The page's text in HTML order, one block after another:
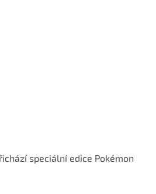
speciální edice Pokémon